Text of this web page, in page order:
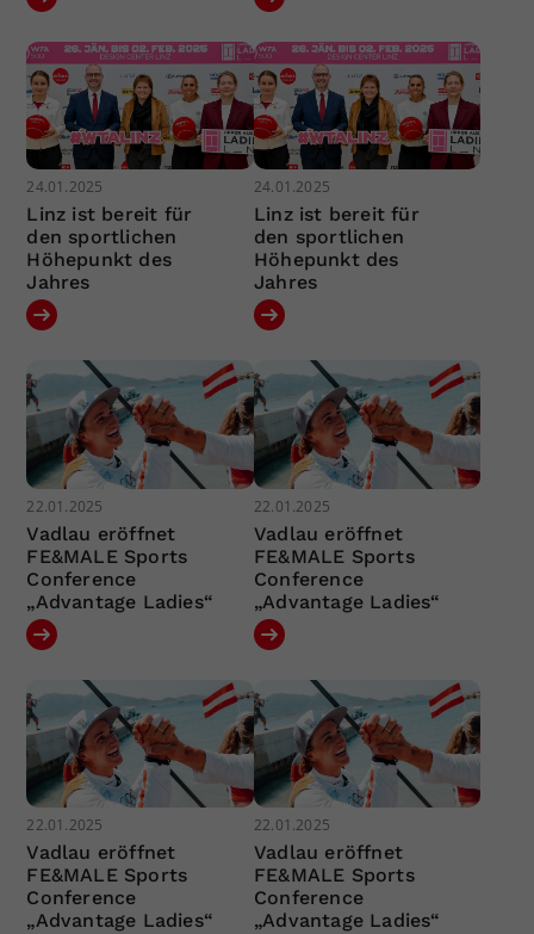
24.01.2025
Linz ist bereit für
den sportlichen
Höhepunkt des
Jahres
24.01.2025
Linz ist bereit für
den sportlichen
Höhepunkt des
Jahres
22.01.2025
Vadlau eröffnet
FE&MALE Sports
Conference
„Advantage Ladies“
22.01.2025
Vadlau eröffnet
FE&MALE Sports
Conference
„Advantage Ladies“
22.01.2025
Vadlau eröffnet
FE&MALE Sports
Conference
„Advantage Ladies“
22.01.2025
Vadlau eröffnet
FE&MALE Sports
Conference
„Advantage Ladies“